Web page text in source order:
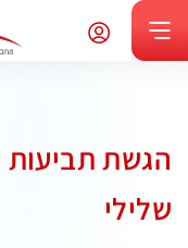
הגשת
שלילי